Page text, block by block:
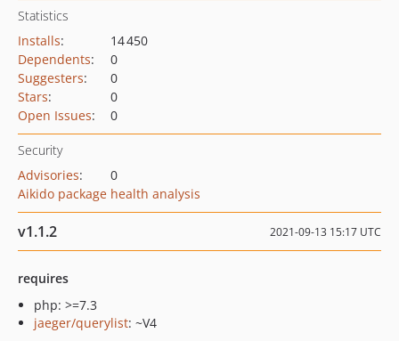
Statistics
Installs:
14 450
Dependents:
0
Suggesters:
0
Stars:
0
Open Issues: 0
Security
Advisories:
0
Aikido package health analysis
v1.1.2 2021-09-13 15:17 UTC
requires
php: >=7.3
jaeger/querylist: ~V4